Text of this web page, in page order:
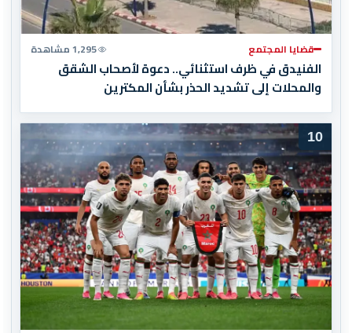
قضايا المجتمع 1,295 مشاهدة
الفنيدق في ظرف استثنائي.. دعوة لأصحاب الشقق
والمحلات إلى تشديد الحذر بشأن المكترين
10